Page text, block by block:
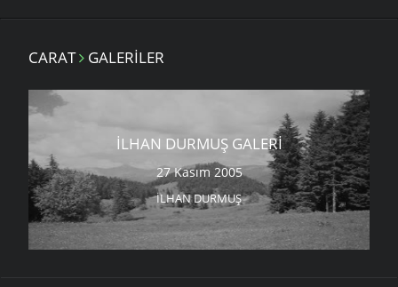
CARAT GALERILER
ILHAN DURMUŞ GALERI
27 Kasım 2005
İLHAN DURMUŞ